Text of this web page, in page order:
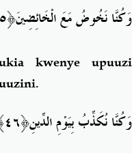
وَكُنَّا نَخُوضُ مَعَ الْخَائِضِينَ﴿٤٥﴾
kwenye upuuzi
وَكُنَّا نُكَذِّبُ بِيَوْمِالدِّينِ﴿٤٦﴾